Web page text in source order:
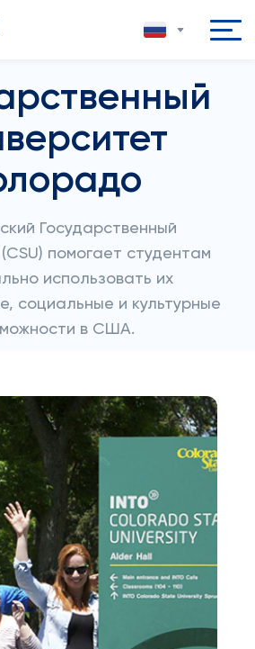
Государственный
помогает студентам
использовать их
социальные и культурные
в США.